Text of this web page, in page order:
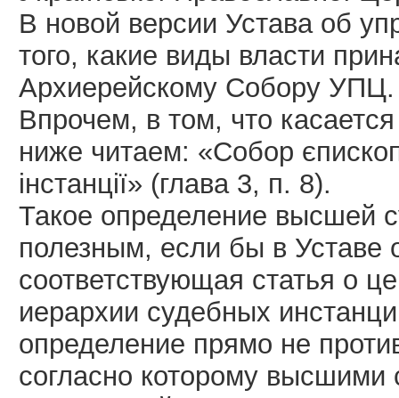
В новой версии Устава об
того, какие виды власти
Архиерейскому Собору УПЦ.
Впрочем, в том, что
ниже читаем: «Собор
інстанції» (глава 3, п. 8).
Такое определение высшей
полезным, если бы в
соответствующая статья о
иерархии судебных
определение прямо не
согласно которому